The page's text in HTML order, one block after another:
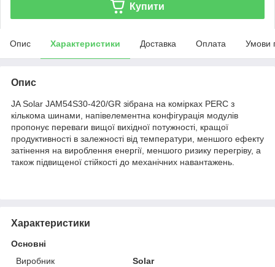
Купити
Опис Характеристики Доставка Оплата Умови
Опис
JA Solar JAM54S30-420/GR зібрана на комірках PERC з
кількома шинами, напівелементна конфігурація модулів
пропонує переваги вищої вихідної потужності, кращої
продуктивності в залежності від температури, меншого ефекту
затінення на вироблення енергії, меншого ризику перегріву, а
також підвищеної стійкості до механічних навантажень.
Характеристики
Основні
Виробник
Solar